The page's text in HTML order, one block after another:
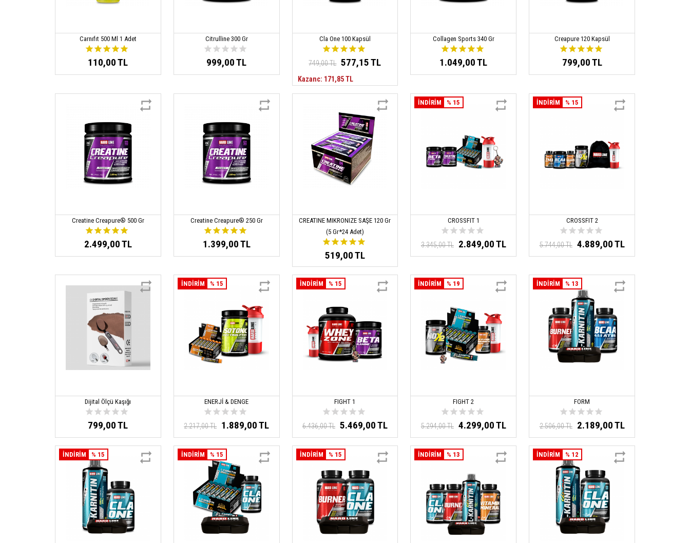
Carnıfıt 500 Ml 1 Adet
110,00 TL
Citrulline 300 Gr
999,00 TL
Cla One 100 Kapsül
749,00 TL 577,15 TL
Kazanc: 171,85 TL
Collagen Sports 340 Gr
1.049,00 TL
Creapure 120 Kapsül
799,00 TL
Creatine Creapure® 500 Gr
2.499,00 TL
Creatine Creapure® 250 Gr
1.399,00 TL
CREATINE MIKRONIZE SAŞE 120 Gr
(5 Gr*24 Adet)
519,00 TL
İNDİRİM % 15
CROSSFIT 1
3.345,00 TL 2.849,00 TL
İNDİRİM % 15
CROSSFIT 2
5.744,00 TL 4.889,00 TL
Dijital Ölçü Kaşığı
799,00 TL
İNDİRİM % 15
ENERJİ & DENGE
2.217,00 TL 1.889,00 TL
İNDİRİM % 15
FIGHT 1
6.436,00 TL 5.469,00 TL
İNDİRİM % 19
FIGHT 2
5.294,00 TL 4.299,00 TL
İNDİRİM % 13
FORM
2.506,00 TL 2.189,00 TL
İNDİRİM % 15 İNDİRİM % 15 İNDİRİM % 15 İNDİRİM % 13 İNDİRİM % 12